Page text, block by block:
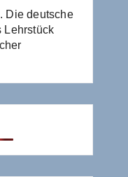
Die deutsche
Lehrstück